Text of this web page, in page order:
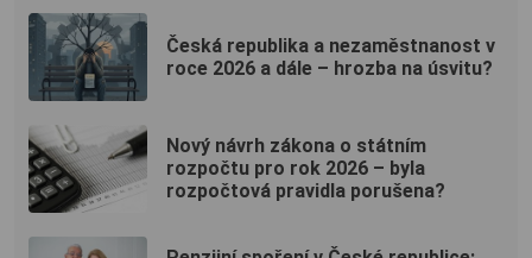
Česká republika a nezaměstnanost v
roce 2026 a dále – hrozba na úsvitu?
Nový návrh zákona o státním
rozpočtu pro rok 2026 – byla
rozpočtová pravidla porušena?